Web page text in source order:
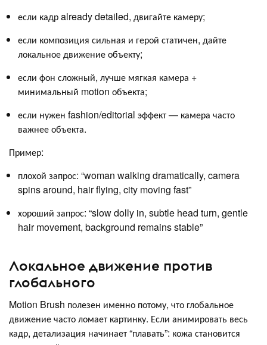
если кадр already detailed, двигайте камеру;
если композиция сильная и герой статичен, дайте
локальное движение объекту;
если фон сложный, лучше мягкая камера +
минимальный motion объекта;
если нужен fashion/editorial эффект — камера часто
важнее объекта.
Пример:
плохой запрос: “woman walking dramatically, camera
spins around, hair flying, city moving fast”
хороший запрос: “slow dolly in, subtle head turn, gentle
hair movement, background remains stable”
Локальное движение против
глобального
Motion Brush полезен именно потому, что глобальное
движение часто ломает картинку. Если анимировать весь
кадр, детализация начинает “плавать”: кожа становится